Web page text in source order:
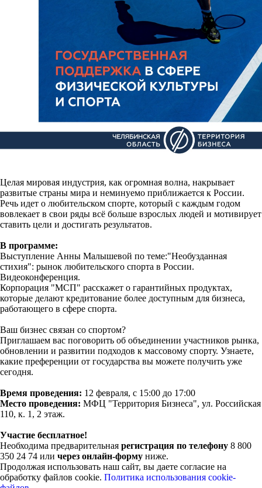
Целая мировая индустрия, как огромная волна, накрывает
развитые страны мира и неминуемо приближается к России.
Речь идет о любительском спорте, который с каждым годом
вовлекает в свои ряды всё больше взрослых людей и мотивирует
ставить цели и достигать результатов.
В программе:
Выступление Анны Малышевой по теме:"Необузданная
стихия": рынок любительского спорта в России.
Видеоконференция.
Корпорация "МСП" расскажет о гарантийных продуктах,
которые делают кредитование более доступным для бизнеса,
работающего в сфере спорта.
Ваш бизнес связан со спортом?
Приглашаем вас поговорить об объединении участников рынка,
обновлении и развитии подходов к массовому спорту. Узнаете,
какие преференции от государства вы можете получить уже
сегодня.
Время проведения: 12 февраля, с 15:00 до 17:00
Место проведения: МФЦ "Территория Бизнеса", ул. Российская
110, к. 1, 2 этаж.
Участие бесплатное!
Необходима предварительная регистрация по телефону 8 800
350 24 74 или через онлайн-форму ниже.
Продолжая использовать наш сайт, вы даете согласие на
обработку файлов cookie. Политика использования cookie-